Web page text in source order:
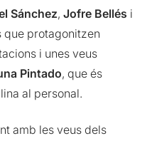
Sánchez,Jofre Bellés i
que protagonitzen
i unes veus
Pintado, que és
al personal.
amb les veus dels